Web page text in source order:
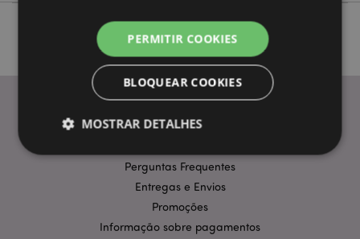
Perguntas Frequentes
Entregas e Envios
Promoções
Informação sobre pagamentos
PERMITIR COOKIES
BLOQUEAR COOKIES
MOSTRAR DETALHES
Estritamente necessários
Desempenho
Segmentação
Funcionalidade